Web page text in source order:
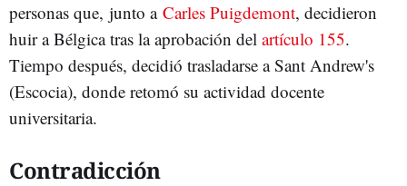
personas que, junto a Carles Puigdemont, decidieron
huir a Bélgica tras la aprobación del artículo 155.
Tiempo después, decidió trasladarse a Sant Andrew's
(Escocia), donde retomó su actividad docente
universitaria.
Contradicción